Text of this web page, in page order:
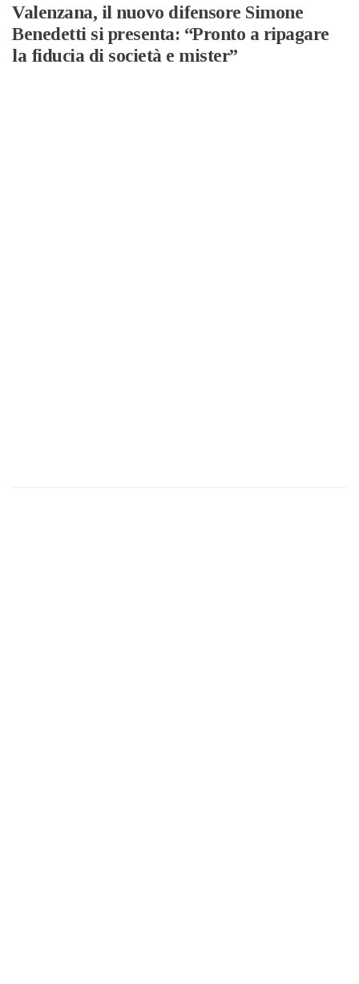
Valenzana, il nuovo difensore Simone
Benedetti si presenta: “Pronto a ripagare
la fiducia di società e mister”